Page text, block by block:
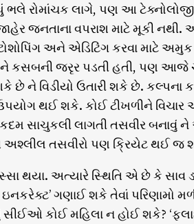
ભલે રોમાંચક લાગે, પણ આ
જનતાના વપરાશ માટે મૂકી
અને એડિટિંગ કરવા
કસબની જરૃર પડતી હતી, પણ આજે
શકે છે ને વિડીયો ઉતારી શકે છે.
થઈ શકે. કોઈ ટીખળીને
સાચુકલી લાગતી તસવીર બનાવું
તસવીરો પણ ક્રિયેટ થઈ જ
થયા. અત્યારે સ્થિતિ એ છે કે સાવ
ઇનકરેક્ટ’ ગણાઈ શકે તેવાં પરિણામો
કોઈ મહિલા ન હોઈ શકે?